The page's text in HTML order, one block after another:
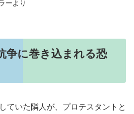
ーより
争に巻き込まれる恐
ていた隣人が、プロテスタントと